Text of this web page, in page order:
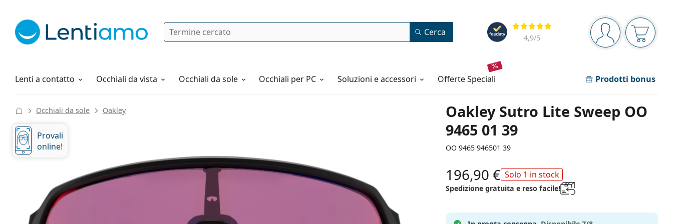
Barra di navigazione
sei connesso
Il
Valutazione
4,9/5
Ricerca Cerca
Lenti a contatto
Soluzioni Occhiali da vista Occhiali da sole Occhiali per PC Soluzioni e accessori offerte speciali Prodotti bonus
Tutto sugli acquisti
Oakley Sutro Lite Sweep OO
9465 01 39
OO 9465 946501 39
Occhiali da sole Oakley
Provali
online!
196,90 € Solo 1 in stock
Spedizione gratuita e reso facile!